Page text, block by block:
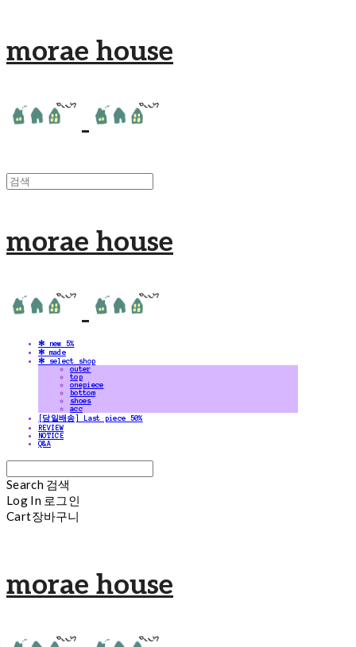
morae house
morae house
✻ new 5%
✻ made
✻ select shop
outer
top
onepiece
bottom
shoes
acc
[당일배송] Last piece 50%
REVIEW
NOTICE
Q&A
Search 검색
Log In 로그인
Cart장바구니
morae house